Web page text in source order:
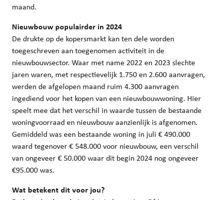
maand.
Nieuwbouw populairder in 2024
De drukte op de kopersmarkt kan ten dele worden
toegeschreven aan toegenomen activiteit in de
nieuwbouwsector. Waar met name 2022 en 2023 slechte
jaren waren, met respectievelijk 1.750 en 2.600 aanvragen,
werden de afgelopen maand ruim 4.300 aanvragen
ingediend voor het kopen van een nieuwbouwwoning. Hier
speelt mee dat het verschil in waarde tussen de bestaande
woningvoorraad en nieuwbouw aanzienlijk is afgenomen.
Gemiddeld was een bestaande woning in juli € 490.000
waard tegenover € 548.000 voor nieuwbouw, een verschil
van ongeveer € 50.000 waar dit begin 2024 nog ongeveer
€95.000 was.
Wat betekent dit voor jou?